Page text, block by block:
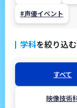
#声優イベント
学科を絞り込む
すべて
映像技術